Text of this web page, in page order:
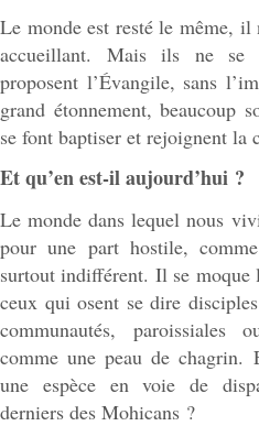
Le monde est resté le même, il
accueillant. Mais ils ne se
proposent l’Évangile, sans
grand étonnement, beaucoup
se font baptiser et rejoignent la
Et qu’en est-il aujourd’hui ?
Le monde dans lequel nous
pour une part hostile,
surtout indifférent. Il se moque
ceux qui osent se dire
communautés, paroissiales
comme une peau de chagrin.
une espèce en voie de
derniers des Mohicans ?